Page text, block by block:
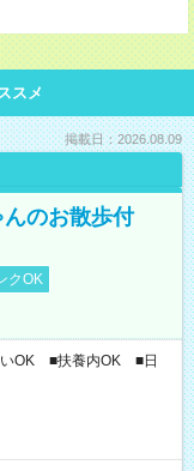
スメ
掲載日：2026.08.09
んのお散歩付
クOK
いOK ■扶養内OK ■日